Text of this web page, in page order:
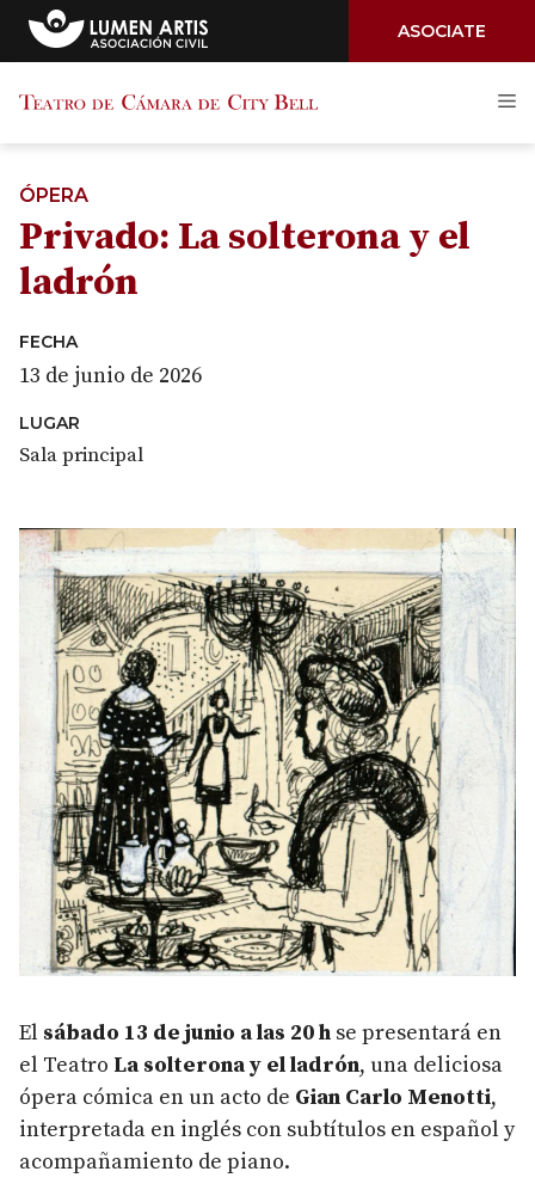
ASOCIATE
contenido
ÓPERA
Privado: La solterona y el
ladrón
El sábado 13 de junio a las 20 h se presentará en
el Teatro La solterona y el ladrón, una deliciosa
ópera cómica en un acto de Gian Carlo Menotti,
interpretada en inglés con subtítulos en español y
acompañamiento de piano.
FECHA
13 de junio de 2026
LUGAR
Sala principal